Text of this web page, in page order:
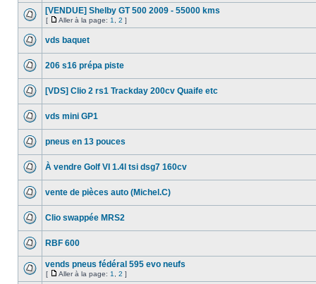
[VENDUE] Shelby GT 500 2009 - 55000 kms
[ Aller à la page: 1 2 ]
vds baquet
206 s16 prépa piste
[VDS] Clio 2 rs1 Trackday 200cv Quaife etc
vds mini GP1
pneus en 13 pouces
À vendre Golf VI 1.4l tsi dsg7 160cv
vente de pièces auto (Michel.C)
Clio swappée MRS2
RBF 600
vends pneus fédéral 595 evo neufs
[ Aller à la page: 1 2 ]